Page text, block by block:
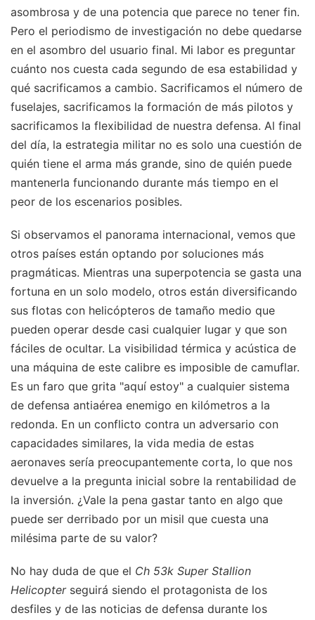
asombrosa y de una potencia que parece no tener fin.
Pero el periodismo de investigación no debe quedarse
en el asombro del usuario final. Mi labor es preguntar
cuánto nos cuesta cada segundo de esa estabilidad y
qué sacrificamos a cambio. Sacrificamos el número de
fuselajes, sacrificamos la formación de más pilotos y
sacrificamos la flexibilidad de nuestra defensa. Al final
del día, la estrategia militar no es solo una cuestión de
quién tiene el arma más grande, sino de quién puede
mantenerla funcionando durante más tiempo en el
peor de los escenarios posibles.
Si observamos el panorama internacional, vemos que
otros países están optando por soluciones más
pragmáticas. Mientras una superpotencia se gasta una
fortuna en un solo modelo, otros están diversificando
sus flotas con helicópteros de tamaño medio que
pueden operar desde casi cualquier lugar y que son
fáciles de ocultar. La visibilidad térmica y acústica de
una máquina de este calibre es imposible de camuflar.
Es un faro que grita "aquí estoy" a cualquier sistema
de defensa antiaérea enemigo en kilómetros a la
redonda. En un conflicto contra un adversario con
capacidades similares, la vida media de estas
aeronaves sería preocupantemente corta, lo que nos
devuelve a la pregunta inicial sobre la rentabilidad de
la inversión. ¿Vale la pena gastar tanto en algo que
puede ser derribado por un misil que cuesta una
milésima parte de su valor?
No hay duda de que el Ch 53k Super Stallion
Helicopterseguirá siendo el protagonista de los
desfiles y de las noticias de defensa durante los